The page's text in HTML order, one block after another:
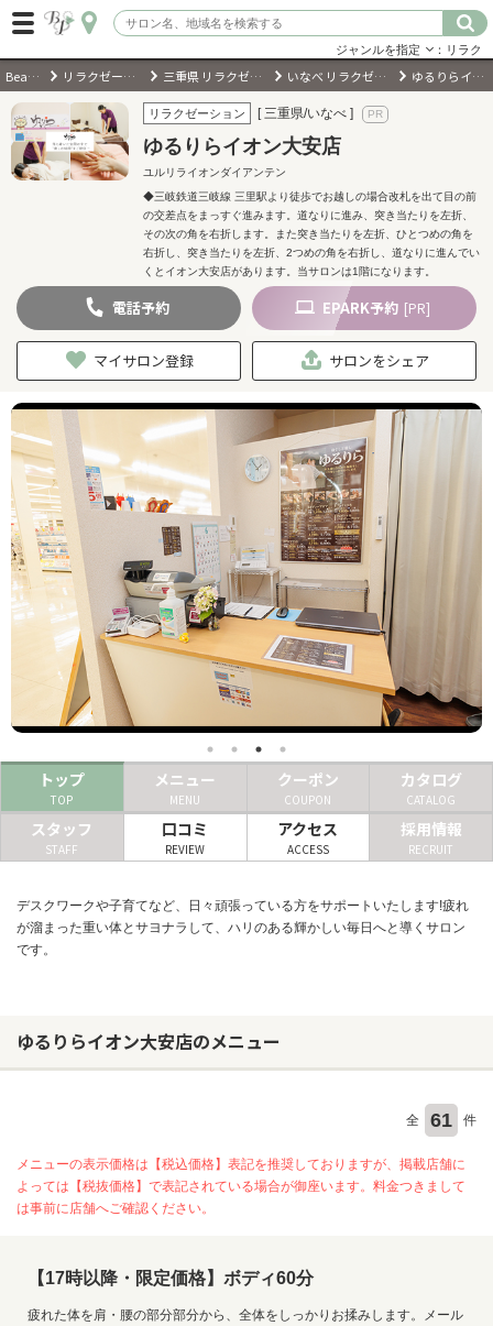
ログイン
会員登録 （無料）
キーワードで検索
近くのサロンを探す
現在地から探す
ヘアサロン
ネイルサロン
まつげサロン
エステサロン
リラクゼーションサロン
ヘアカタログ
ネイルカタログ
ジャンルを指定 ：リラク
BeautyPark リラクゼーションサロン 三重県 リラクゼーションサロン いなべ リラクゼーションサロン ゆるりらイオン大安店
リラクゼーション [ 三重県/いなべ ]
ゆるりらイオン大安店
ユルリライオンダイアンテン
◆三岐鉄道三岐線 三里駅より徒歩でお越しの場合改札を出て目の前
の交差点をまっすぐ進みます。道なりに進み、突き当たりを左折、
その次の角を右折します。また突き当たりを左折、ひとつめの角を
右折し、突き当たりを左折、2つめの角を右折し、道なりに進んでい
くとイオン大安店があります。当サロンは1階になります。
電話予約 EPARK予約 [PR]
マイサロン登録 サロンをシェア
トップ
TOP
メニュー
MENU
クーポン
COUPON
カタログ
CATALOG
スタッフ
STAFF
口コミ
REVIEW
アクセス
ACCESS
採用情報
RECRUIT
デスクワークや子育てなど、日々頑張っている方をサポートいたします!疲れ
が溜まった重い体とサヨナラして、ハリのある輝かしい毎日へと導くサロン
です。
ゆるりらイオン大安店のメニュー
全 61 件
メニューの表示価格は【税込価格】表記を推奨しておりますが、掲載店舗に
よっては【税抜価格】で表記されている場合が御座います。料金つきまして
は事前に店舗へご確認ください。
【17時以降・限定価格】ボディ60分
疲れた体を肩・腰の部分部分から、全体をしっかりお揉みします。メール